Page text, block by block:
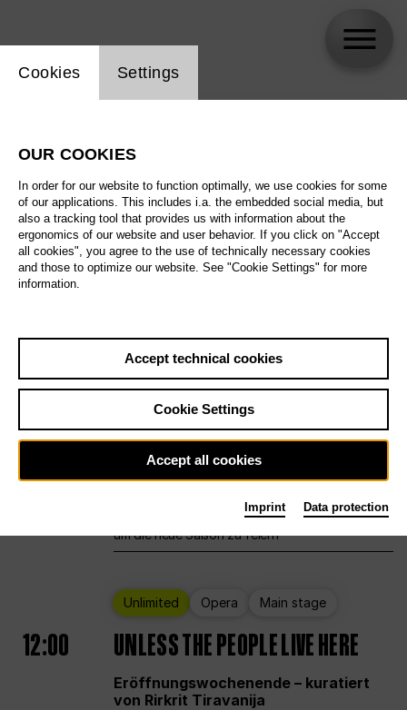
All artistic fields
All locations
All features
Sat29.8.
Ballet Main stage Staatsballett Berlin
12:00 Eröffnungswochenende
Die Deutsche Oper Berlin öffnet ihre Pforten,
um die neue Saison zu feiern
Unlimited Opera Main stage
12:00 UNLESS THE PEOPLE LIVE HERE
Eröffnungswochenende – kuratiert
von Rirkrit Tiravanija
Website cookie setting
Cookies Settings
OUR COOKIES
In order for our website to function optimally, we use cookies for some
of our applications. This includes i.a. the embedded social media, but
also a tracking tool that provides us with information about the
ergonomics of our website and user behavior. If you click on "Accept
all cookies", you agree to the use of technically necessary cookies
and those to optimize our website. See "Cookie Settings" for more
information.
Accept technical cookies
Cookie Settings
Accept all cookies
Imprint Data protection